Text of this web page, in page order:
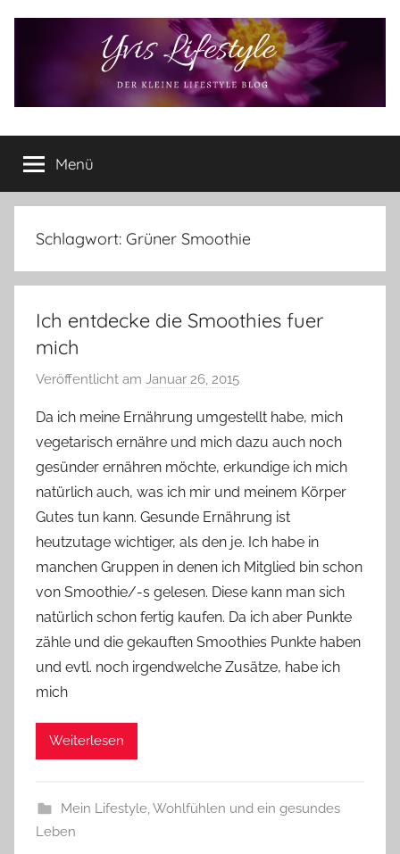
Yvis
Lifestyle
Lifestyle
Blog
–
Lifestyle,
Produkttests
vieles
Menü
Schlagwort: Grüner Smoothie
Ich entdecke die Smoothies fuer
mich
Veröffentlicht am Januar 26, 2015
n
Y
v
o
n
n
e
Da ich meine Ernährung umgestellt habe, mich
vegetarisch ernähre und mich dazu auch noch
gesünder ernähren möchte, erkundige ich mich
natürlich auch, was ich mir und meinem Körper
Gutes tun kann. Gesunde Ernährung ist
heutzutage wichtiger, als den je. Ich habe in
manchen Gruppen in denen ich Mitglied bin schon
von Smoothie/-s gelesen. Diese kann man sich
natürlich schon fertig kaufen. Da ich aber Punkte
zähle und die gekauften Smoothies Punkte haben
und evtl. noch irgendwelche Zusätze, habe ich
mich
Weiterlesen
Mein Lifestyle,Wohlfühlen und ein gesundes
Leben